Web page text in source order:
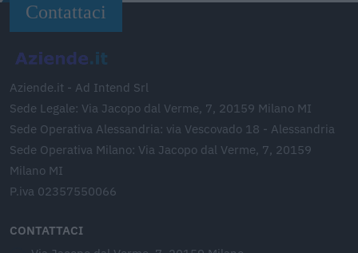
Contattaci
Aziende.it - Ad Intend Srl
Sede Legale: Via Jacopo dal Verme, 7, 20159 Milano MI
Sede Operativa Alessandria: via Vescovado 18 - Alessandria
Sede Operativa Milano: Via Jacopo dal Verme, 7, 20159
Milano MI
P.iva 02357550066
CONTATTACI